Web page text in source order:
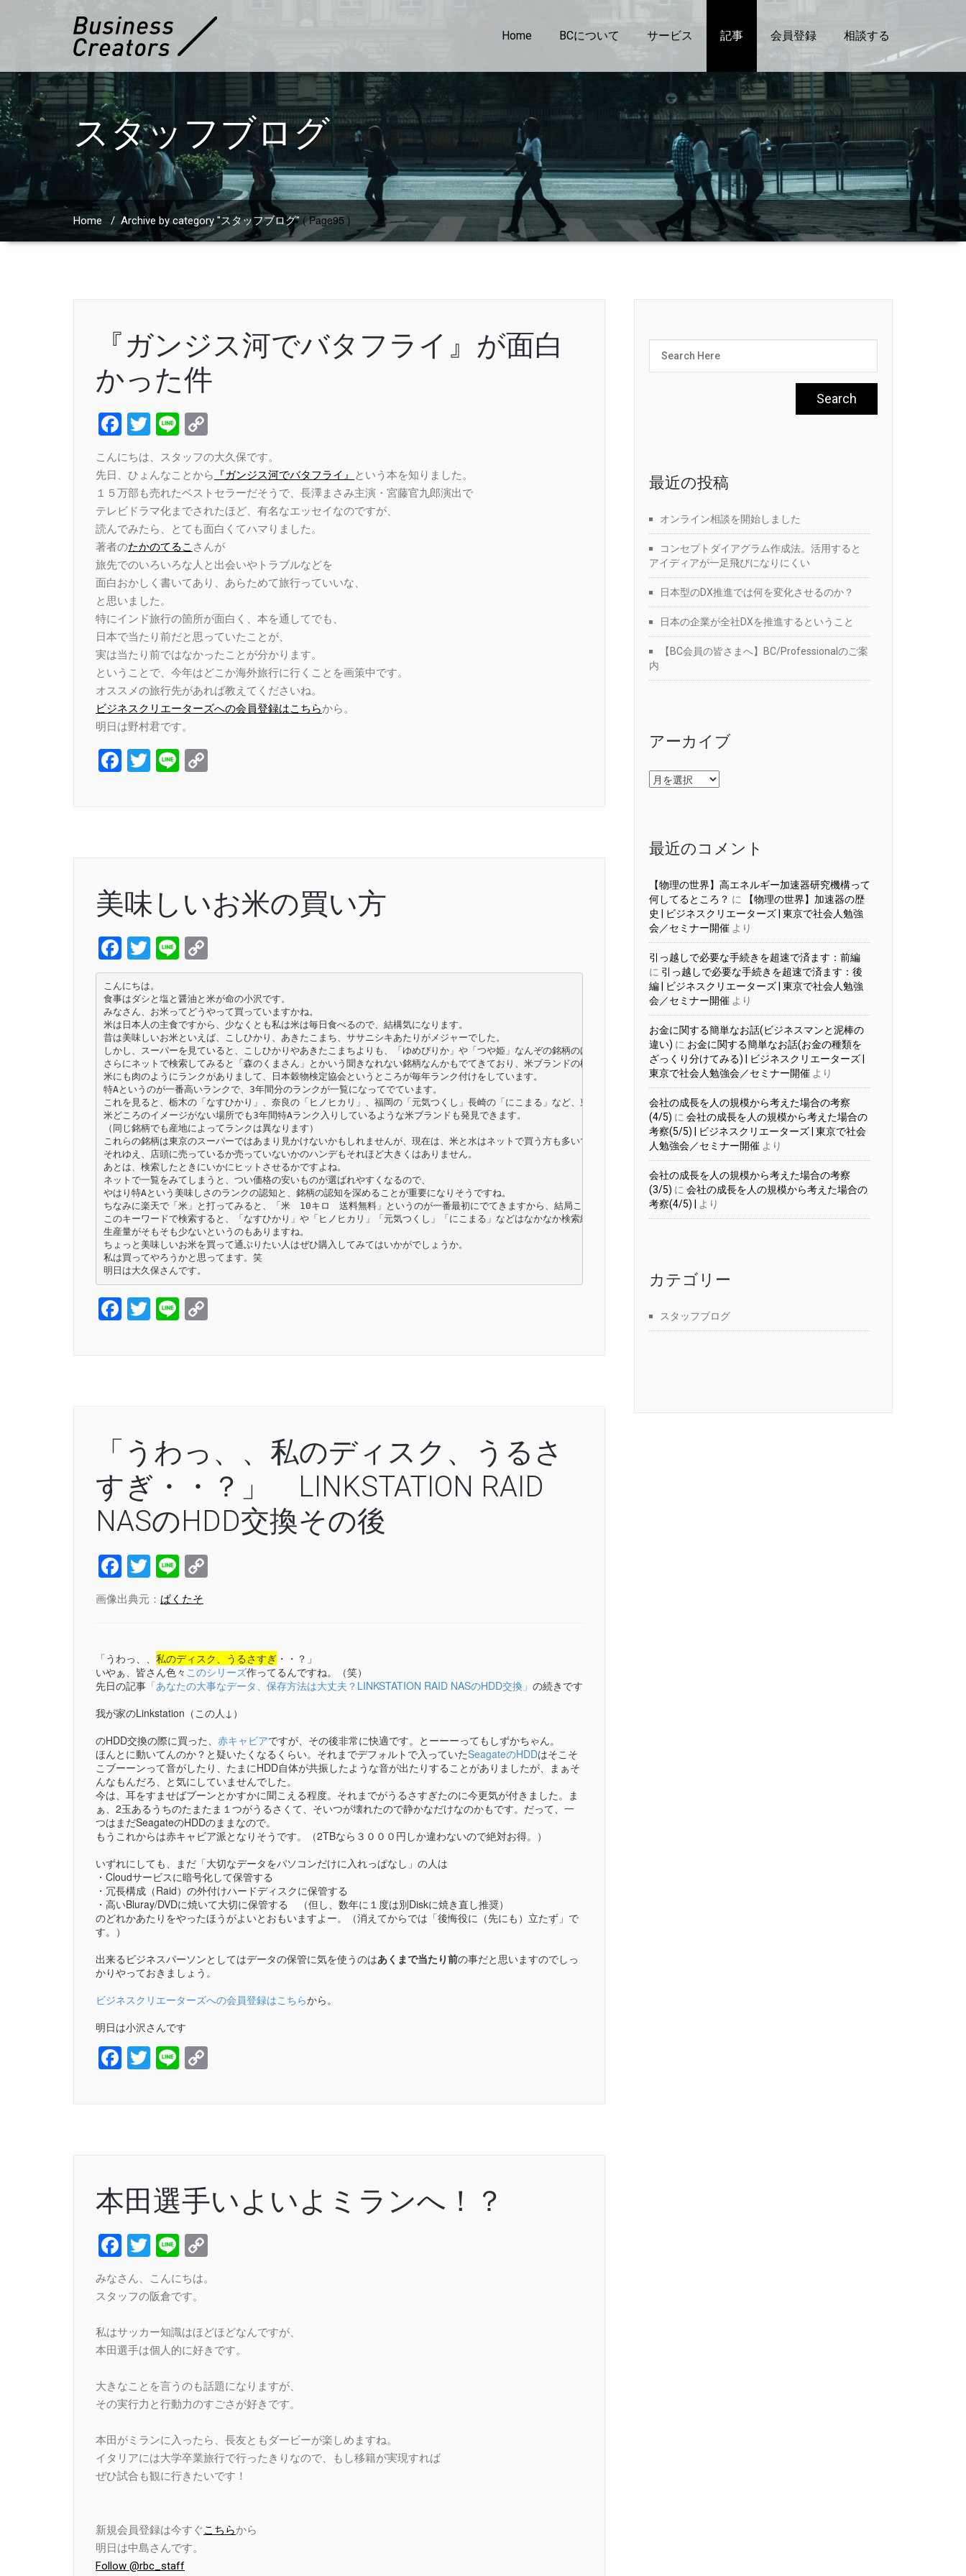
Home BCについて サービス 記事 会員登録 相談する
スタッフブログ
Home / Archive by category "スタッフブログ" ( Page95 )
『ガンジス河でバタフライ』が面白
かった件
Facebook
Twitter
Line
Link
こんにちは、スタッフの大久保です。
先日、ひょんなことから
『ガンジス河でバタフライ』
という本を知りました。
１５万部も売れたベストセラーだそうで、長澤まさみ主演・宮藤官九郎演出で
テレビドラマ化までされたほど、有名なエッセイなのですが、
読んでみたら、とても面白くてハマりました。
著者のたかのてるこ さんが
旅先でのいろいろな人と出会いやトラブルなどを
面白おかしく書いてあり、あらためて旅行っていいな、
と思いました。
特にインド旅行の箇所が面白く、本を通してでも、
日本で当たり前だと思っていたことが、
実は当たり前ではなかったことが分かります。
ということで、今年はどこか海外旅行に行くことを画策中です。
オススメの旅行先があれば教えてくださいね。
ビジネスクリエーターズへの会員登録はこちらから。
明日は野村君です。
Facebook
Twitter
Line
美味しいお米の買い方
Facebook
Twitter
Line
Link
こんにちは。
食事はダシと塩と醤油と米が命の小沢です。
みなさん、お米ってどうやって買っていますかね。
米は日本人の主食ですから、少なくとも私は米は毎日食べるので、結構気になります。
昔は美味しいお米といえば、こしひかり、あきたこまち、ササニシキあたりがメジャーでした。
しかし、スーパーを見ていると、こしひかりやあきたこまちよりも、「ゆめぴりか」や「つや姫」なんぞの銘柄のほうが単価が高いんですよね。
さらにネットで検索してみると「森のくまさん」とかいう聞きなれない銘柄なんかもでてきており、米ブランドの様子も大きく変わってきています。
米にも肉のようにランクがありまして、日本穀物検定協会というところが毎年ランク付けをしています。
特Aというのが一番高いランクで、3年間分のランクが一覧になってでています。
これを見ると、栃木の「なすひかり」、奈良の「ヒノヒカリ」、福岡の「元気つくし」長崎の「にこまる」など、東北や新潟など北の方だけでなく、
米どころのイメージがない場所でも3年間特Aランク入りしているような米ブランドも発見できます。
（同じ銘柄でも産地によってランクは異なります）
これらの銘柄は東京のスーパーではあまり見かけないかもしれませんが、現在は、米と水はネットで買う方も多いです。
それゆえ、店頭に売っているか売っていないかのハンデもそれほど大きくはありません。
あとは、検索したときにいかにヒットさせるかですよね。
ネットで一覧をみてしまうと、つい価格の安いものが選ばれやすくなるので、
やはり特Aという美味しさのランクの認知と、銘柄の認知を深めることが重要になりそうですね。
ちなみに楽天で「米」と打ってみると、「米　10キロ　送料無料」というのが一番最初にでてきますから、結局このキーワードで買っちゃう人が多いですよね。
このキーワードで検索すると、「なすひかり」や「ヒノヒカリ」「元気つくし」「にこまる」などはなかなか検索結果一覧にはでてきません。
生産量がそもそも少ないというのもありますね。
ちょっと美味しいお米を買って通ぶりたい人はぜひ購入してみてはいかがでしょうか。
私は買ってやろうかと思ってます。笑
明日は大久保さんです。
Facebook
Twitter
Line
「うわっ、、私のディスク、うるさ
すぎ・・？」 LINKSTATION RAID
NASのHDD交換その後
Facebook
Twitter
Line
画像出典元： ぱくたそ
「うわっ、、 私のディスク、うるさすぎ ・・？」
いやぁ、皆さん色々 このシリーズ作ってるんですね。（笑）
先日の記事 「あなたの大事なデータ、保存方法は大丈夫？LINKSTATION RAID NASのHDD交換」 の続きです
我が家のLinkstation（この人↓）
のHDD交換の際に買った、 赤キャビアですが、その後非常に快適です。とーーーってもしずかちゃん。
ほんとに動いてんのか？と疑いたくなるくらい。それまでデフォルトで入っていたSeagateのHDDはそこそ
こブーーンって音がしたり、たまにHDD自体が共振したような音が出たりすることがありましたが、まぁそ
んなもんだろ、と気にしていませんでした。
今は、耳をすませばブーンとかすかに聞こえる程度。それまでがうるさすぎたのに今更気が付きました。ま
ぁ、2玉あるうちのたまたま１つがうるさくて、そいつが壊れたので静かなだけなのかもです。だって、一
つはまだSeagateのHDDのままなので。
もうこれからは赤キャビア派となりそうです。（2TBなら３０００円しか違わないので絶対お得。）
いずれにしても、まだ「大切なデータをパソコンだけに入れっぱなし」の人は
・Cloudサービスに暗号化して保管する
・冗長構成（Raid）の外付けハードディスクに保管する
・高いBluray/DVDに焼いて大切に保管する （但し、数年に１度は別Diskに焼き直し推奨）
のどれかあたりをやったほうがよいとおもいますよー。（消えてからでは「後悔役に（先にも）立たず」で
す。）
出来るビジネスパーソンとしてはデータの保管に気を使うのはあくまで当たり前の事だと思いますのでしっ
かりやっておきましょう。
ビジネスクリエーターズへの会員登録はこちらから。
明日は小沢さんです
Facebook
Twitter
Line
本田選手いよいよミランへ！？
Facebook
Twitter
Line
みなさん、こんにちは。
スタッフの阪倉です。
私はサッカー知識はほどほどなんですが、
本田選手は個人的に好きです。
大きなことを言うのも話題になりますが、
その実行力と行動力のすごさが好きです。
本田がミランに入ったら、長友ともダービーが楽しめますね。
イタリアには大学卒業旅行で行ったきりなので、もし移籍が実現すれば
ぜひ試合も観に行きたいです！
新規会員登録は今すぐこちらから
明日は中島さんです。
Follow @rbc_staff
最近の投稿
オンライン相談を開始しました
コンセプトダイアグラム作成法。活用すると
アイディアが一足飛びになりにくい
日本型のDX推進では何を変化させるのか？
日本の企業が全社DXを推進するということ
【BC会員の皆さまへ】BC/Professionalのご案
内
アーカイブ
ア
ー
最近のコメント
【物理の世界】高エネルギー加速器研究機構って
何してるところ？ に
【物理の世界】加速器の歴
史 | ビジネスクリエーターズ | 東京で社会人勉強
会／セミナー開催 より
引っ越しで必要な手続きを超速で済ます：前編
に 引っ越しで必要な手続きを超速で済ます：後
編 | ビジネスクリエーターズ | 東京で社会人勉強
会／セミナー開催 より
お金に関する簡単なお話(ビジネスマンと泥棒の
違い) に お金に関する簡単なお話(お金の種類を
ざっくり分けてみる) | ビジネスクリエーターズ |
東京で社会人勉強会／セミナー開催 より
会社の成長を人の規模から考えた場合の考察
(4/5) に 会社の成長を人の規模から考えた場合の
考察(5/5) | ビジネスクリエーターズ | 東京で社会
人勉強会／セミナー開催 より
会社の成長を人の規模から考えた場合の考察
(3/5) に 会社の成長を人の規模から考えた場合の
考察(4/5) |
より
カテゴリー
スタッフブログ